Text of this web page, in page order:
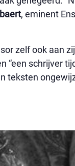
, eminent
zelf ook aan
schrijver
teksten